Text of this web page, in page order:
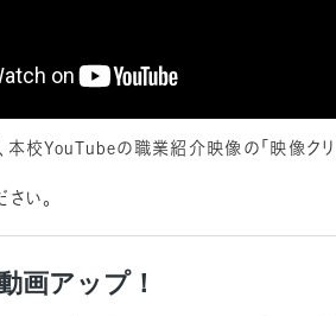
本校YouTubeの職業紹介映像の「映像ク
い。